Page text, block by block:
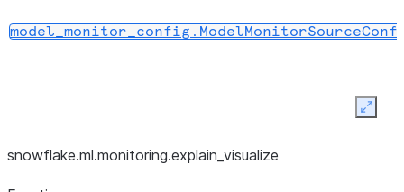
snowflake.ml.monitoring.explain_ visualize